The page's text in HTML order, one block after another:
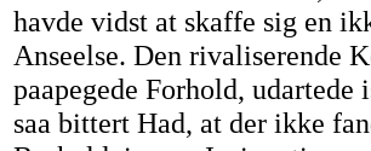
havde vidst at skaffe sig en
Anseelse. Den rivaliserende
paapegede Forhold,
saa bittert Had, at der ikke